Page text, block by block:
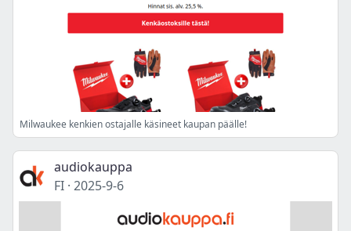
Milwaukee kenkien ostajalle käsineet kaupan päälle!
audiokauppa
FI · 2025-9-6